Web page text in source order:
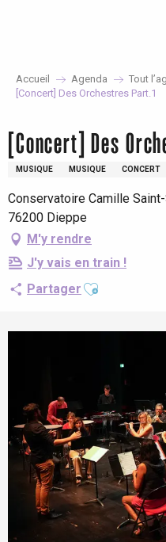
Accueil Agenda Tout
[Concert] Des Orchestres Part.1
[Concert] Des
MUSIQUE MUSIQUE CONCERT
Conservatoire Camille
76200 Dieppe
M'y rendre
J'y vais en train !
Partager Ajouter aux